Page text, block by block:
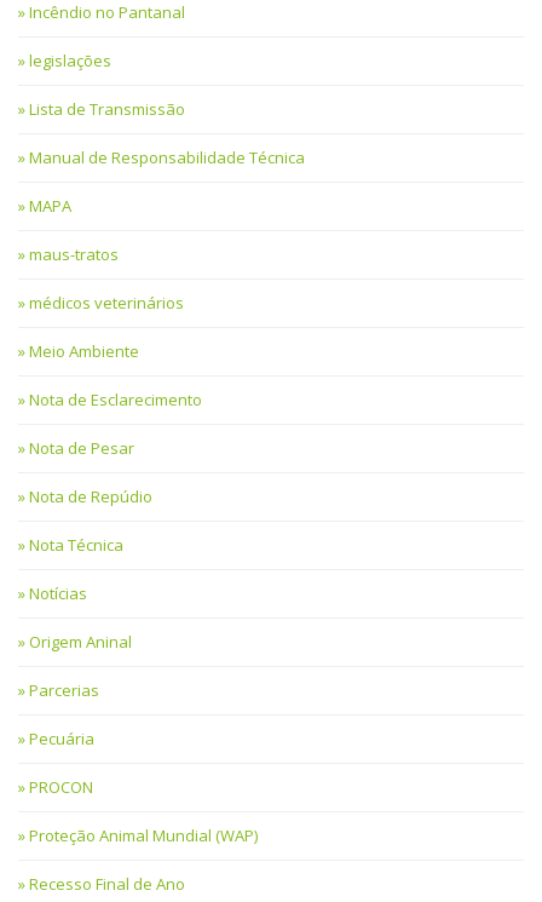
Incêndio no Pantanal
legislações
Lista de Transmissão
Manual de Responsabilidade Técnica
MAPA
maus-tratos
médicos veterinários
Meio Ambiente
Nota de Esclarecimento
Nota de Pesar
Nota de Repúdio
Nota Técnica
Notícias
Origem Aninal
Parcerias
Pecuária
PROCON
Proteção Animal Mundial (WAP)
Recesso Final de Ano